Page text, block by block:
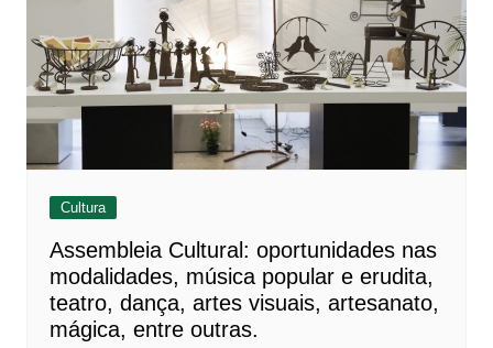
Cultura
Assembleia Cultural: oportunidades nas
modalidades, música popular e erudita,
teatro, dança, artes visuais, artesanato,
mágica, entre outras.